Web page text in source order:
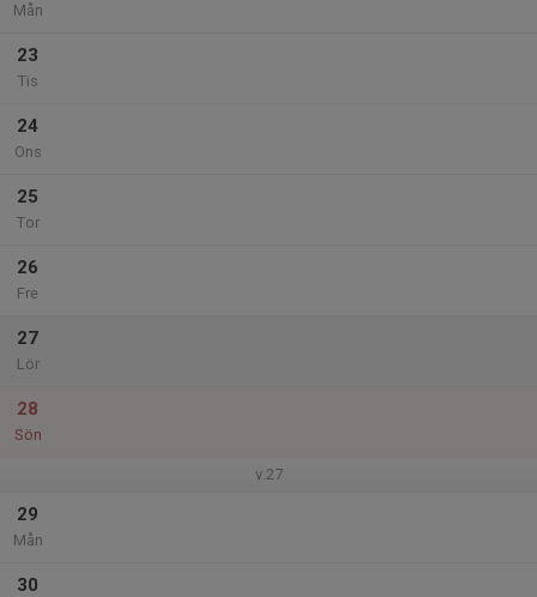
Mån
23
Tis
24
Ons
25
Tor
26
Fre
27
Lör
28
Sön
v.27
29
Mån
30